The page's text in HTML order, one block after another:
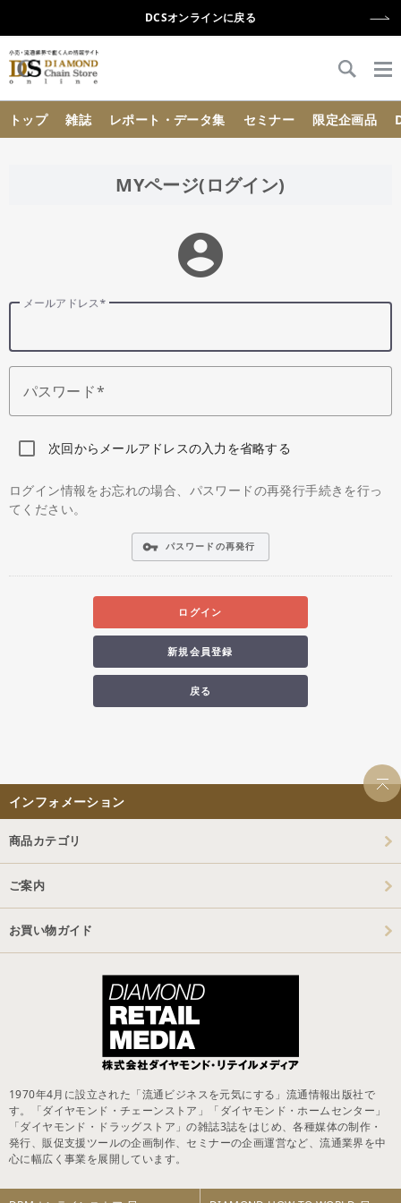
DCSオンラインに戻る
トップ 雑誌 レポート・データ集 セミナー 限定企画品
MYページ(ログイン)
account_circle
メールアドレス
パスワード
次回からメールアドレスの入力を省略する
ログイン情報をお忘れの場合、パスワードの再発行手続きを行っ
てください。
vpn_key パスワードの再発行
ログイン
新規会員登録
戻る
インフォメーション
商品カテゴリ
ご案内
お買い物ガイド
1970年4月に設立された「流通ビジネスを元気にする」流通情報出版社で
す。「ダイヤモンド・チェーンストア」「ダイヤモンド・ホームセンター」
「ダイヤモンド・ドラッグストア」の雑誌3誌をはじめ、各種媒体の制作・
発行、販促支援ツールの企画制作、セミナーの企画運営など、流通業界を中
心に幅広く事業を展開しています。